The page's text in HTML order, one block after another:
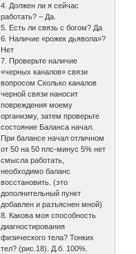
4. Должен ли я сейчас
работать? – Да.
5. Есть ли связь с богом? Да
6. Наличие «рожек дьявола»?
Нет
7. Проверьте наличие
«черных каналов» связи
вопросом Сколько каналов
черной связи наносит
повреждения моему
организму, затем проверьте
состояние Баланса начал.
При балансе начал отличном
от 50 на 50 плс-минус 5% нет
смысла работать,
необходимо баланс
восстановить. (это
дополнительный пункт
добавлен и разъяснен мной)
8. Какова моя способность
диагностирования
физического тела? Тонких
тел? (рис.18). Д.б. 100%.